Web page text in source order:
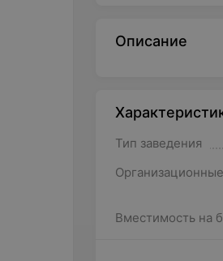
Описание
Тип заведения
Вместимость на